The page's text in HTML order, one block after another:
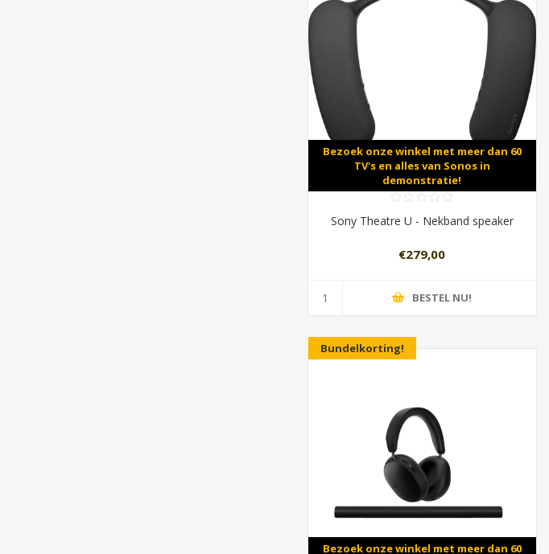
Bezoek onze winkel met meer dan 60
TV's en alles van Sonos in
demonstratie!
Sony Theatre U - Nekband speaker
€279,00
BESTEL NU!
Bundelkorting!
Bezoek onze winkel met meer dan 60